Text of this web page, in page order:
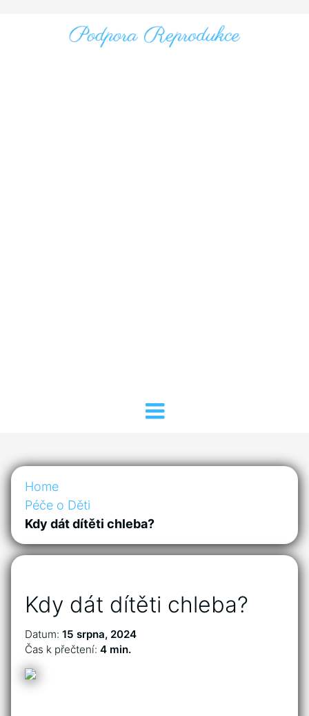
Home
Péče o Děti
Kdy dát dítěti chleba?
Kdy dát dítěti chleba?
Datum: 15 srpna, 2024
Čas k přečtení: 4 min.